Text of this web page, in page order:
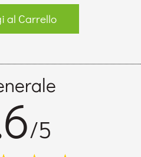
al Carrello
/5